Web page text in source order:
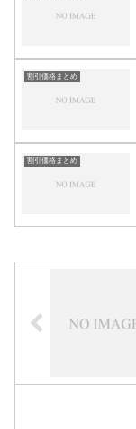
割引価格まとめ
割引価格まとめ